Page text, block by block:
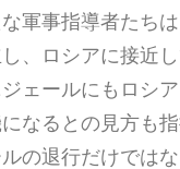
軍事指導者たち
、ロシアに接近
ェールにもロシ
なるとの見方も
の退行だけでは